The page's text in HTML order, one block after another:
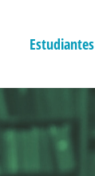
Estudiantes